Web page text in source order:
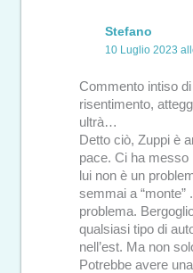
Stefano
10 Luglio 2023
Commento intiso
risentimento,
ultrà…
Detto ciò, Zuppi è
pace. Ci ha messo
lui non è un
semmai a “monte”
problema.
qualsiasi tipo di
nell’est. Ma non
Potrebbe avere